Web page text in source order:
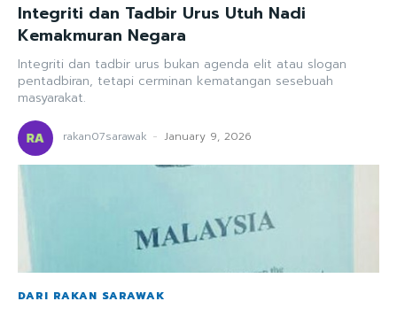
Integriti dan Tadbir Urus Utuh Nadi
Kemakmuran Negara
Integriti dan tadbir urus bukan agenda elit atau slogan
pentadbiran, tetapi cerminan kematangan sesebuah
masyarakat.
rakan07sarawak - January 9, 2026
DARI RAKAN SARAWAK